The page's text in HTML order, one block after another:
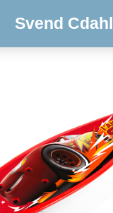
Svend Cdahl